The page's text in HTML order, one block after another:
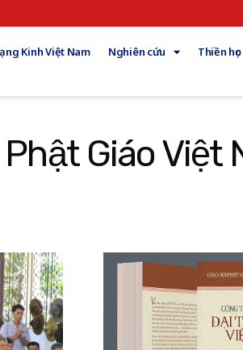
Kinh Việt Nam Nghiên cứu Thiền học
Giáo Việt